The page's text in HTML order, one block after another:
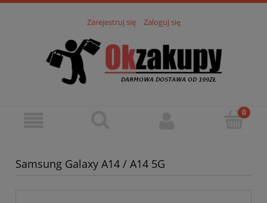
Zarejestruj się Zaloguj się
Samsung Galaxy A14 / A14 5G